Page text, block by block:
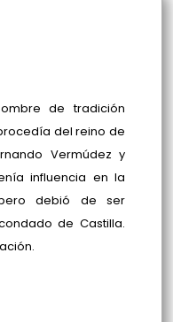
de tradición
del reino de
Vermúdez y
influencia en la
debió de ser
de Castilla.